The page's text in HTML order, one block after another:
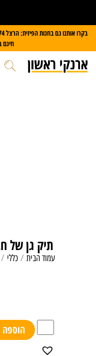
על כל מזוודת Slazenger
חינם
תיק גן של
עמוד הבית /כללי /
הוספה